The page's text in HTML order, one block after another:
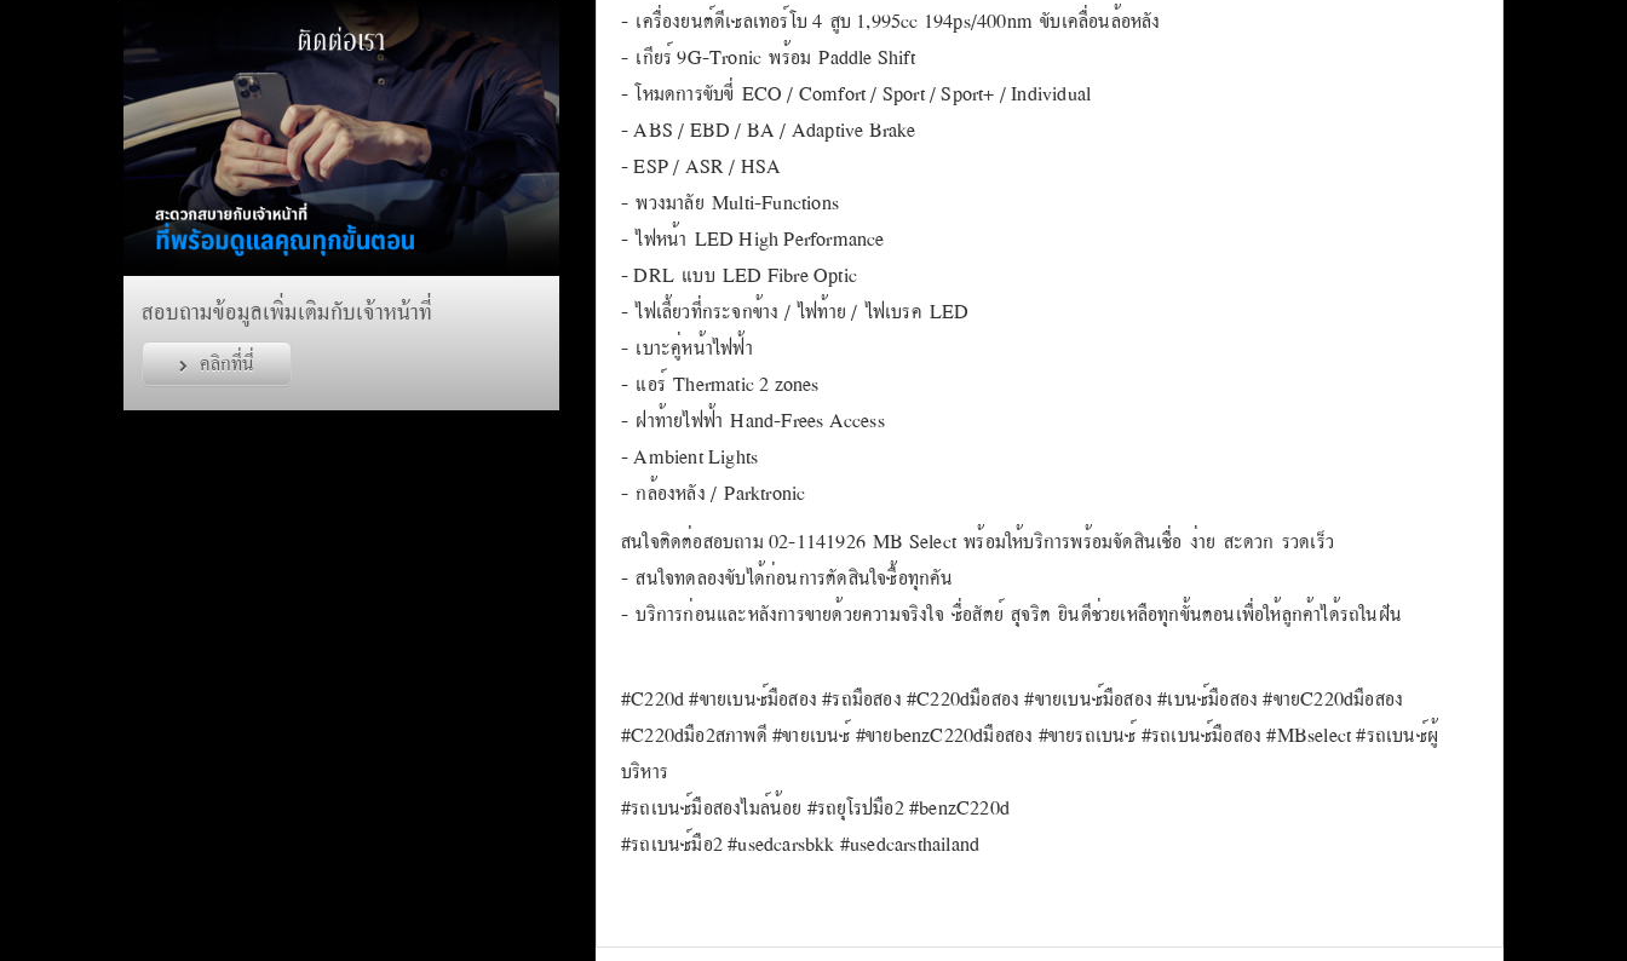
- เครื่องยนต์ดีเซลเทอร์โบ 4 สูบ 1,995cc 194ps/400nm ขับเคลื่อนล้อหลัง
- เกียร์ 9G-Tronic พร้อม Paddle Shift
- โหมดการขับขี่ ECO / Comfort / Sport / Sport+ / Individual
- ABS / EBD / BA / Adaptive Brake
- ESP / ASR / HSA
- พวงมาลัย Multi-Functions
- ไฟหน้า LED High Performance
- DRL แบบ LED Fibre Optic
- ไฟเลี้ยวที่กระจกข้าง / ไฟท้าย / ไฟเบรค LED
- เบาะคู่หน้าไฟฟ้า
- แอร์ Thermatic 2 zones
- ฝาท้ายไฟฟ้า Hand-Frees Access
- Ambient Lights
- กล้องหลัง / Parktronic
สนใจติดต่อสอบถาม 02-1141926 MB Select พร้อมให้บริการพร้อมจัดสินเชื่อ ง่าย สะดวก รวดเร็ว
- สนใจทดลองขับได้ก่อนการตัดสินใจซื้อทุกคัน
- บริการก่อนและหลังการขายด้วยความจริงใจ ซื่อสัตย์ สุจริต ยินดีช่วยเหลือทุกขั้นตอนเพื่อให้ลูกค้าได้รถในฝัน
#C220d #ขายเบนซ์มือสอง #รถมือสอง #C220dมือสอง #ขายเบนซ์มือสอง #เบนซ์มือสอง #ขายC220dมือสอง
#C220dมือ2สภาพดี #ขายเบนซ์ #ขายbenzC220dมือสอง #ขายรถเบนซ์ #รถเบนซ์มือสอง #MBselect #รถเบนซ์ผู้
บริหาร
#รถเบนซ์มือสองไมล์น้อย #รถยุโรปมือ2 #benzC220d
#รถเบนซ์มือ2 #usedcarsbkk #usedcarsthailand
สอบถามข้อมูลเพิ่มเติมกับเจ้าหน้าที่
คลิกที่นี่